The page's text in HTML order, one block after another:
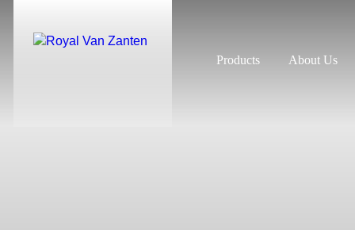
Products About Us